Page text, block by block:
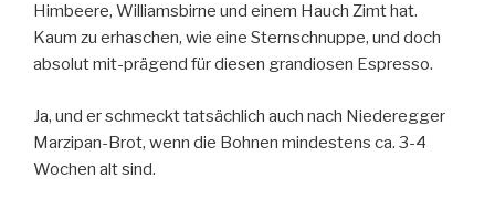
Himbeere, Williamsbirne und einem Hauch Zimt hat.
Kaum zu erhaschen, wie eine Sternschnuppe, und doch
absolut mit-prägend für diesen grandiosen Espresso.
Ja, und er schmeckt tatsächlich auch nach Niederegger
Marzipan-Brot, wenn die Bohnen mindestens ca. 3-4
Wochen alt sind.